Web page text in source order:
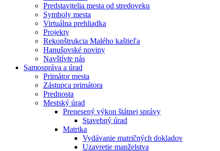
Predstavitelia mesta od stredoveku
Symboly mesta
Virtuálna prehliadka
Projekty
Rekonštrukcia Malého kaštieľa
Hanušovské noviny
Navštívte nás
Samospráva a úrad
Primátor mesta
Zástupca primátora
Prednosta
Mestský úrad
Prenesený výkon štátnej správy
Stavebný úrad
Matrika
Vydávanie matričných dokladov
Uzavretie manželstva